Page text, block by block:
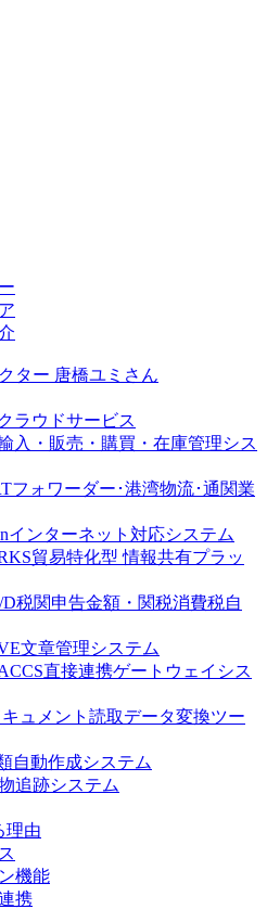
ター 唐橋ユミさん
クラウドサービス
入・販売・購買・在庫管理シス
フォワーダー･港湾物流･通関業
インターネット対応システム
貿易特化型 情報共有プラッ
D税関申告金額・関税消費税自
文章管理システム
直接連携ゲートウェイシス
キュメント読取データ変換ツー
自動作成システム
追跡システム
理由
機能
携